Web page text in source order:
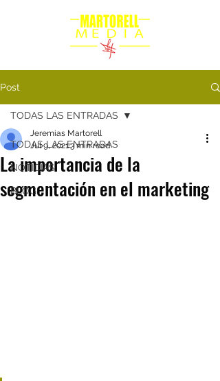
Post
TODAS LAS ENTRADAS
NOTICIAS
BLOG
TODAS LAS ENTRADAS
La importancia de la
segmentación en el marketing
Jeremias Martorell
Jul 9, 20213 min read